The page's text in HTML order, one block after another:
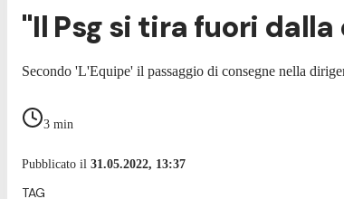
"Il Psg si tira fuori dalla
Secondo 'L'Equipe' il passaggio di consegne nella
3 min
Pubblicato il 31.05.2022, 13:37